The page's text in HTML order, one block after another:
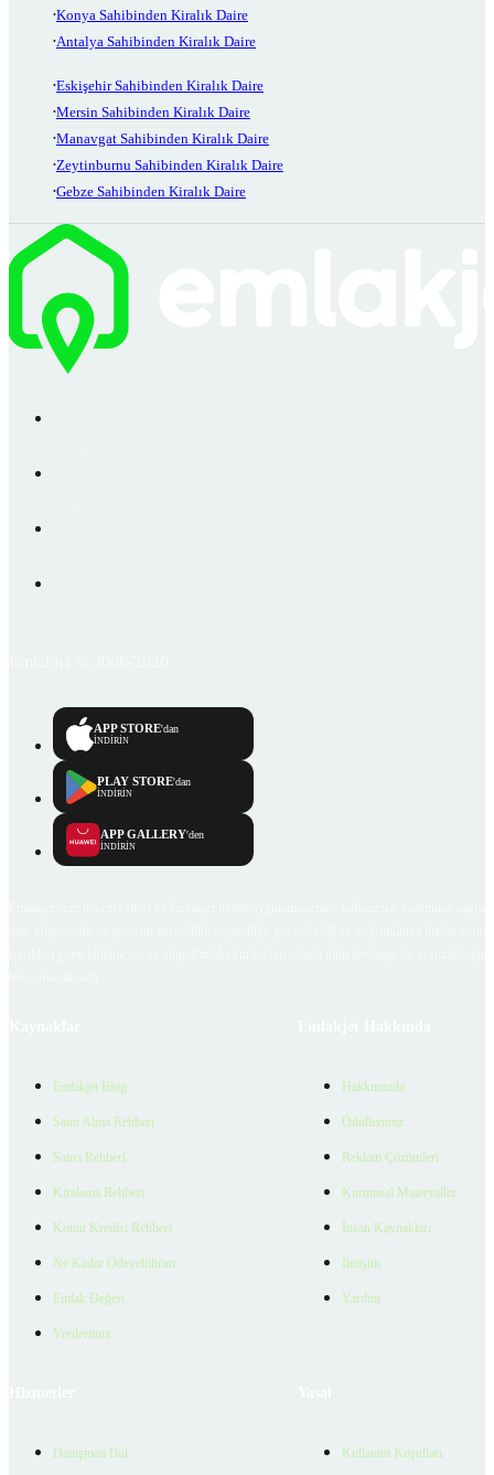
Konya Sahibinden Kiralık Daire
Antalya Sahibinden Kiralık Daire
Eskişehir Sahibinden Kiralık Daire
Mersin Sahibinden Kiralık Daire
Manavgat Sahibinden Kiralık Daire
Zeytinburnu Sahibinden Kiralık Daire
Gebze Sahibinden Kiralık Daire
APP STORE'dan
İNDİRİN
PLAY STORE'dan
İNDİRİN
APP GALLERY'den
İNDİRİN
Emlakjet Blog
Satın Alma Rehberi
Satıcı Rehberi
Kiralama Rehberi
Konut Kredisi Rehberi
Ne Kadar Ödeyebilirim
Emlak Değeri
Verilerimiz
Hakkımızda
Ödüllerimiz
Reklam Çözümleri
Kurumsal Materyaller
İnsan Kaynakları
İletişim
Yardım
Danışman Bul Kullanım Koşulları